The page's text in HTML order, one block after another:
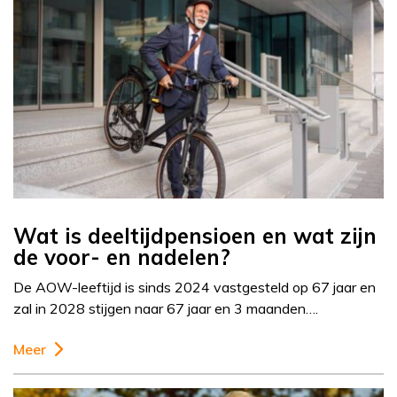
Wat is deeltijdpensioen en wat zijn
de voor- en nadelen?
De AOW-leeftijd is sinds 2024 vastgesteld op 67 jaar en
zal in 2028 stijgen naar 67 jaar en 3 maanden….
Meer